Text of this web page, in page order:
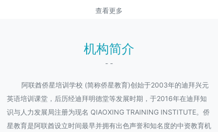
查看更多
机构简介
- -
阿联酋侨星培训学校 (简称侨星教育)创始于2003年的迪拜兴元
英语培训课堂，后历经迪拜明德堂等发展时期，于2016年在迪拜知
识与人力发展局注册为现名 QIAOXING TRAINING INSTITUTE。侨
星教育是阿联酋设立时间最早并拥有出色声誉和知名度的中资教育机